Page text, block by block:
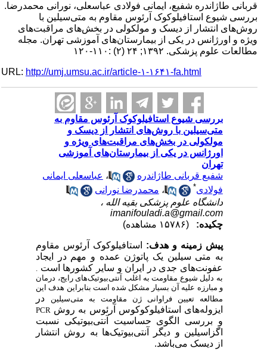
قربانی طاژاندره شفیع، ایمانی فولادی عباسعلی، نورانی محمدرضا.
بررسی شیوع استافیلوکوک آرئوس مقاوم به متی‌سیلین با
روش‌های انتشار از دیسک و مولکولی در بخش‌های مراقبت‌های
ویژه و اورژانس در یکی از بیمارستان‌های آموزشی تهران. مجله
مطالعات علوم پزشکی. ۱۳۹۲; ۲۴ (۲) :۱۱۰-۱۲۰
URL:http://umj.umsu.ac.ir/article-۱-۱۶۴۱-fa.html
بررسی شیوع استافیلوکوک آرئوس مقاوم به
متی‌سیلین با روش‌های انتشار از دیسک و
مولکولی در بخش‌های مراقبت‌های ویژه و
اورژانس در یکی از بیمارستان‌های آموزشی
تهران
شفیع قربانی طاژاندره
،عباسعلی ایمانی
فولادی
،محمدرضا نورانی
دانشگاه علوم پزشکی بقیه الله ،
imanifouladi.a@gmail.com
چکیده:
پیش زمینه و هدف:استافیلوکوک آرئوس مقاوم
به متی سیلین یک پاتوژن عمده و مهم در ایجاد
عفونت‌های جدی در ایران و سایر کشورها است.
به دلیل شیوع مقاومت به اغلب آنتی‌بیوتیک‌های رایج، درمان
و مبارزه علیه آن بسیار مشکل شده است بنابراین هدف این
مطالعه تعیین فراوانی ژن مقاومت به متی‌سیلین
در
ایزوله‌های استافیلوکوکوس آرئوس به روش PCR
و بررسی الگوی حساسیت آنتی‌بیوتیکی نسبت
اگزاسیلین و دیگر آنتی‌بیوتیک‌ها به روش انتشار
دیسک می‌باشد.